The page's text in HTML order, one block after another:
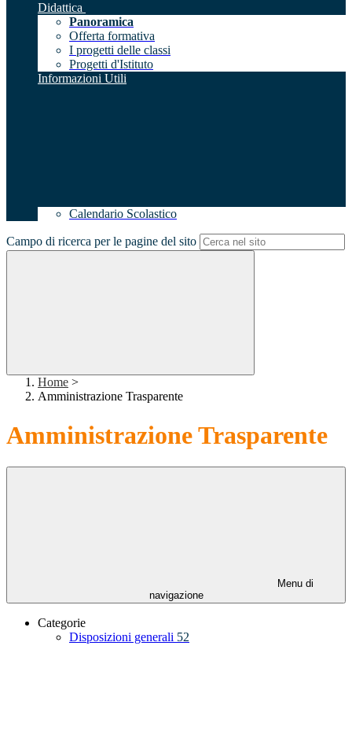
Didattica
Panoramica
Offerta formativa
I progetti delle classi
Progetti d'Istituto
Informazioni Utili
Calendario Scolastico
Campo di ricerca per le pagine del sito
Home >
Amministrazione Trasparente
Amministrazione Trasparente
Menu di
navigazione
Categorie
Disposizioni generali 52